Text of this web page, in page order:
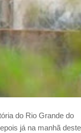
do Rio Grande do
já na manhã deste